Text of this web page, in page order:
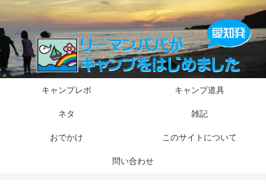
キャンプレポ キャンプ道具
ネタ 雑記
おでかけ このサイトについて
問い合わせ